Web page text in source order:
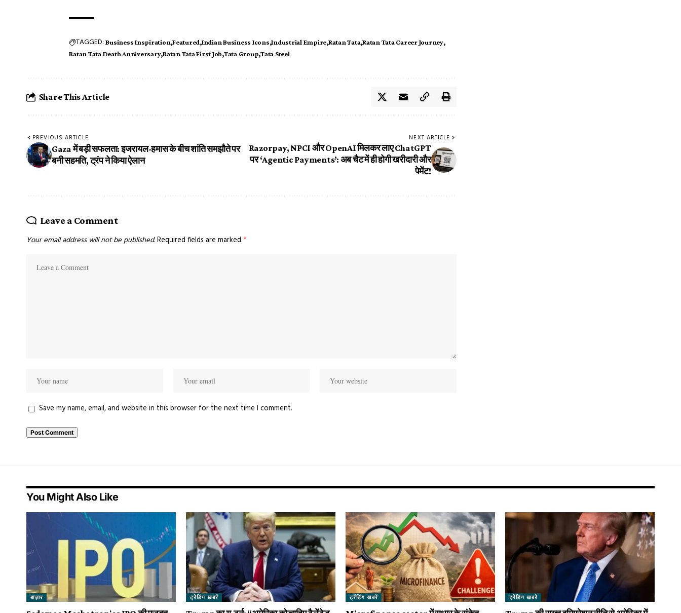
TAGGED: Business Inspiration Featured Indian Business Icons Industrial Empire Ratan Tata Ratan Tata Career Journey
Ratan Tata Death Anniversary Ratan Tata First Job Tata Group Tata Steel
Share This Article
PREVIOUS ARTICLE
Gaza में बड़ी सफलता: इजरायल-हमास के बीच शांति समझौते पर
बनी सहमति, ट्रंप ने किया ऐलान
NEXT ARTICLE
Razorpay, NPCI और OpenAI मिलकर लाए ChatGPT
पर ‘Agentic Payments’: अब चैट में ही होगी खरीदारी और
पेमेंट!
Leave a Comment
Your email address will not be published.Required fields are marked *
Save my name, email, and website in this browser for the next time I comment.
You Might Also Like
बाज़ार ट्रेंडिंग खबरें ट्रेंडिंग खबरें ट्रेंडिंग खबरें